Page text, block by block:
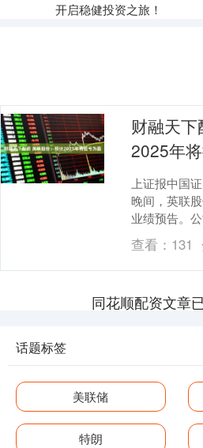
开启稳健投资之旅！
财融天
2025年
上证报中国
晚间，英联
业绩预告。
22.35亿元至
查看： 131
同花顺配资文章
话题标签
美联储
特朗